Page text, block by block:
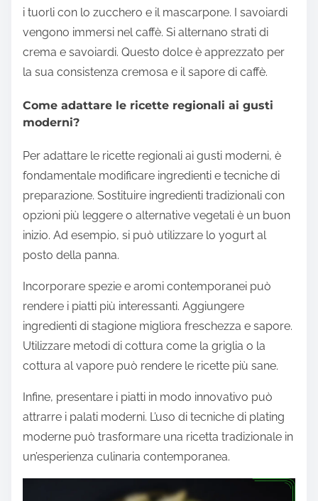
i tuorli con lo zucchero e il mascarpone. I savoiardi
vengono immersi nel caffè. Si alternano strati di
crema e savoiardi. Questo dolce è apprezzato per
la sua consistenza cremosa e il sapore di caffè.
Come adattare le ricette regionali ai gusti
moderni?
Per adattare le ricette regionali ai gusti moderni, è
fondamentale modificare ingredienti e tecniche di
preparazione. Sostituire ingredienti tradizionali con
opzioni più leggere o alternative vegetali è un buon
inizio. Ad esempio, si può utilizzare lo yogurt al
posto della panna.
Incorporare spezie e aromi contemporanei può
rendere i piatti più interessanti. Aggiungere
ingredienti di stagione migliora freschezza e sapore.
Utilizzare metodi di cottura come la griglia o la
cottura al vapore può rendere le ricette più sane.
Infine, presentare i piatti in modo innovativo può
attrarre i palati moderni. L’uso di tecniche di plating
moderne può trasformare una ricetta tradizionale in
un’esperienza culinaria contemporanea.